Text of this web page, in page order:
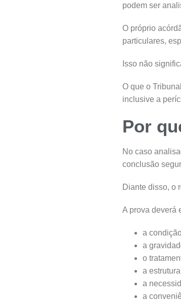
podem ser
O próprio
particulares,
Isso não
O que o
inclusive a
Por
No caso
conclusão
Diante disso, o
A prova deverá
a
a
o
a
a
a